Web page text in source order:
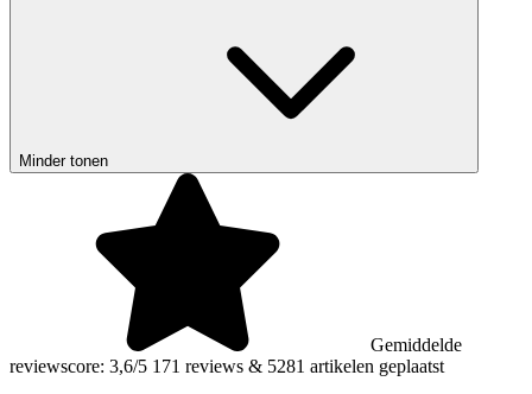
Minder tonen
Gemiddelde
reviewscore: 3,6/5 171 reviews & 5281 artikelen geplaatst